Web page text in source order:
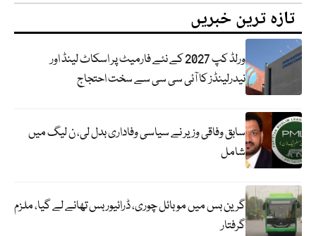
تازہ ترین خبریں
ورلڈ کپ 2027 کے نئے فارمیٹ پر اسکاٹ لینڈ اور
نیدرلینڈز کا آئی سی سی سے سخت احتجاج
سابق وفاقی وزیر نے سیاسی وفاداری بدل لی، ن لیگ میں
شامل
گرین بس میں موبائل چوری، ڈرائیور بس تھانے لے گیا، ملزم
گرفتار